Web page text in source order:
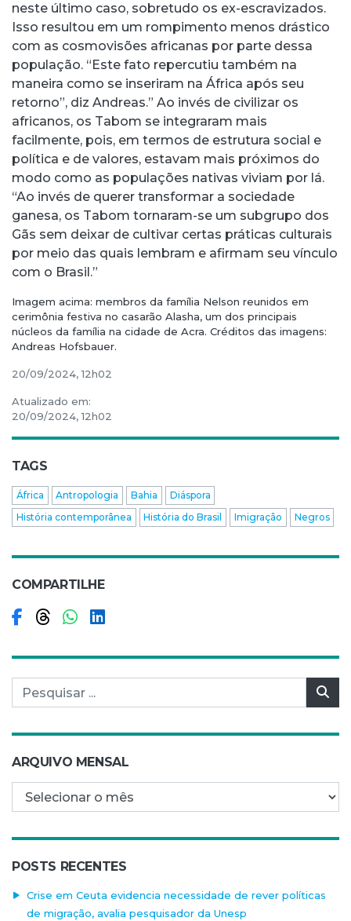
neste último caso, sobretudo os ex-escravizados.
Isso resultou em um rompimento menos drástico
com as cosmovisões africanas por parte dessa
população. “Este fato repercutiu também na
maneira como se inseriram na África após seu
retorno”, diz Andreas.” Ao invés de civilizar os
africanos, os Tabom se integraram mais
facilmente, pois, em termos de estrutura social e
política e de valores, estavam mais próximos do
modo como as populações nativas viviam por lá.
“Ao invés de querer transformar a sociedade
ganesa, os Tabom tornaram-se um subgrupo dos
Gãs sem deixar de cultivar certas práticas culturais
por meio das quais lembram e afirmam seu vínculo
com o Brasil.”
Imagem acima: membros da família Nelson reunidos em
cerimônia festiva no casarão Alasha, um dos principais
núcleos da família na cidade de Acra. Créditos das imagens:
Andreas Hofsbauer.
20/09/2024, 12h02
Atualizado em:
20/09/2024, 12h02
TAGS
África Antropologia Bahia
Diáspora
História contemporânea
História do Brasil Imigração Negros
COMPARTILHE
Compartilhar no Facebook
Compartilhar no Threads
Compartilhar no WhatsApp
Compartilhar no LinkedIn
Pesquisar por:
ARQUIVO MENSAL
Arquivo mensal
POSTS RECENTES
Crise em Ceuta evidencia necessidade de rever políticas
de migração, avalia pesquisador da Unesp